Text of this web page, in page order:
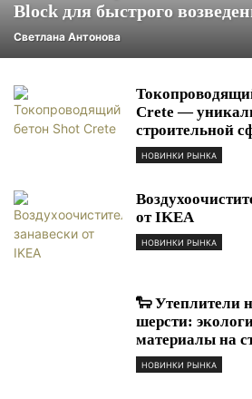
Block для быстрого
Светлана Антонова
Crete —
строительной
НОВИНКИ РЫНКА
от IKEA
НОВИНКИ РЫНКА
🐑 Утеплители
шерсти:
материалы на
НОВИНКИ РЫНКА